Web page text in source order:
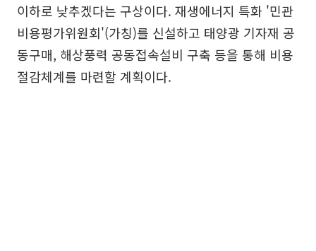
이하로 낮추겠다는 구상이다. 재생에너지 특화 '민관
비용평가위원회'(가칭)를 신설하고 태양광 기자재 공
동구매, 해상풍력 공동접속설비 구축 등을 통해 비용
절감체계를 마련할 계획이다.